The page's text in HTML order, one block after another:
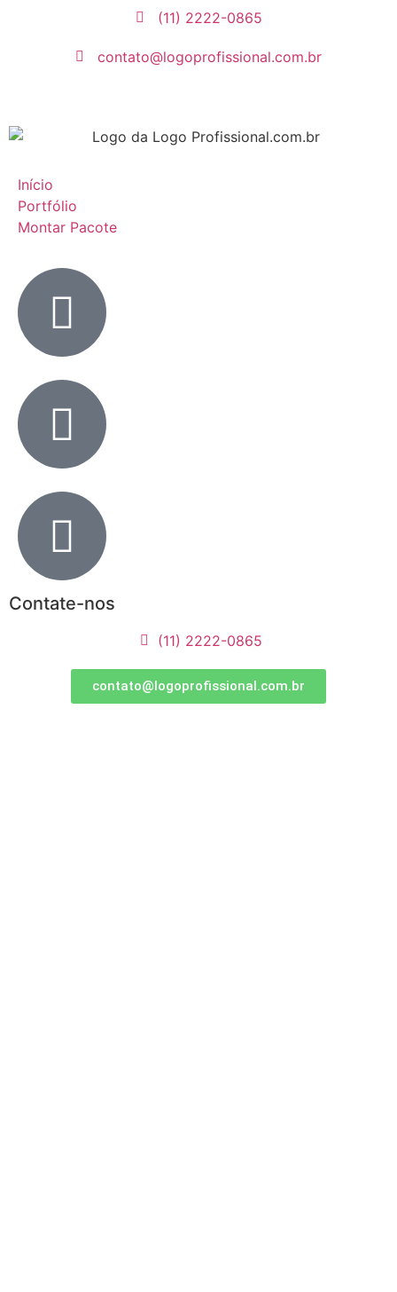
(11) 2222-0865
contato@logoprofissional.com.br
Início
Portfólio
Montar Pacote
Contate-nos
(11) 2222-0865
contato@logoprofissional.com.br